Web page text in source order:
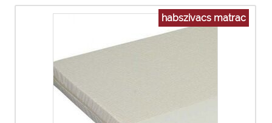
habszivacs matrac